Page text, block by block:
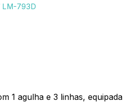
LM-793D
1 agulha e 3 linhas, equipada